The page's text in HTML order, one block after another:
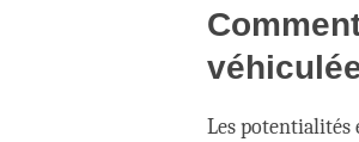
Les potentialités